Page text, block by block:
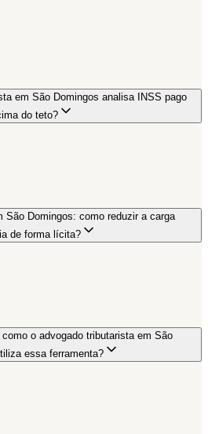
em São Domingos analisa INSS pago
do teto?
São Domingos: como reduzir a carga
de forma lícita?
o advogado tributarista em São
essa ferramenta?